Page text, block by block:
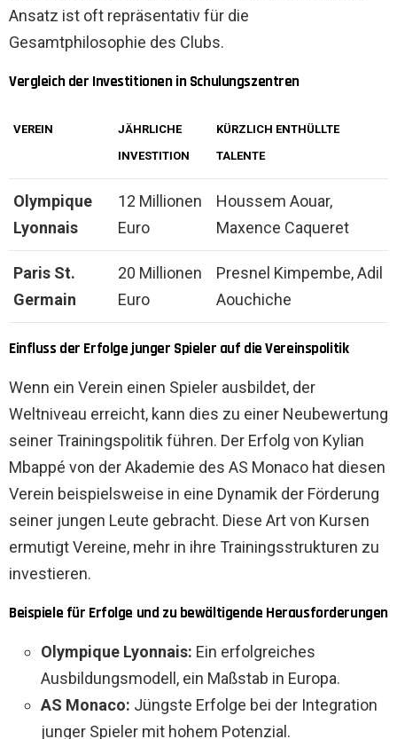
Ansatz ist oft repräsentativ für die
Gesamtphilosophie des Clubs.
Vergleich der Investitionen in Schulungszentren
VEREIN
JÄHRLICHE
INVESTITION
KÜRZLICH ENTHÜLLTE
TALENTE
Olympique
Lyonnais
12 Millionen
Euro
Houssem Aouar,
Maxence Caqueret
Paris St.
Germain
20 Millionen
Euro
Presnel Kimpembe, Adil
Aouchiche
Einfluss der Erfolge junger Spieler auf die Vereinspolitik
Wenn ein Verein einen Spieler ausbildet, der
Weltniveau erreicht, kann dies zu einer Neubewertung
seiner Trainingspolitik führen. Der Erfolg von Kylian
Mbappé von der Akademie des AS Monaco hat diesen
Verein beispielsweise in eine Dynamik der Förderung
seiner jungen Leute gebracht. Diese Art von Kursen
ermutigt Vereine, mehr in ihre Trainingsstrukturen zu
investieren.
Beispiele für Erfolge und zu bewältigende Herausforderungen
Olympique Lyonnais: Ein erfolgreiches
Ausbildungsmodell, ein Maßstab in Europa.
AS Monaco: Jüngste Erfolge bei der Integration
junger Spieler mit hohem Potenzial.